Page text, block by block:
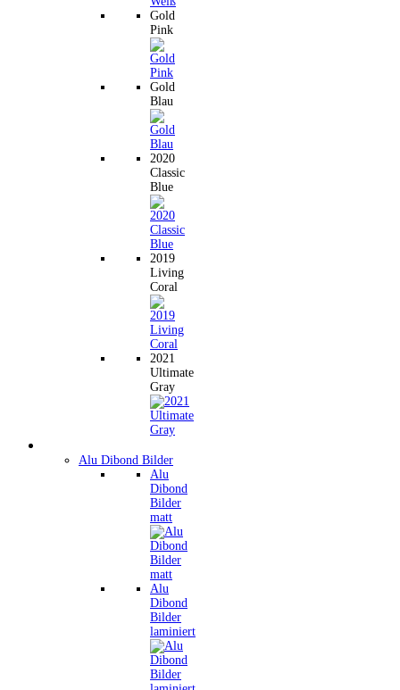
Gold
Pink
Gold
Blau
2020
Classic
Blue
2019
Living
Coral
2021
Ultimate
Gray
Alu Dibond Bilder
Alu
Dibond
Bilder
matt
Alu
Dibond
Bilder
laminiert